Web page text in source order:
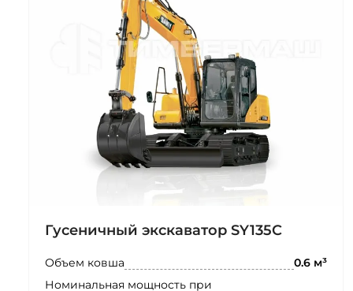
Гусеничный экскаватор SY135C
Объем ковша 0.6 м³
Номинальная мощность при